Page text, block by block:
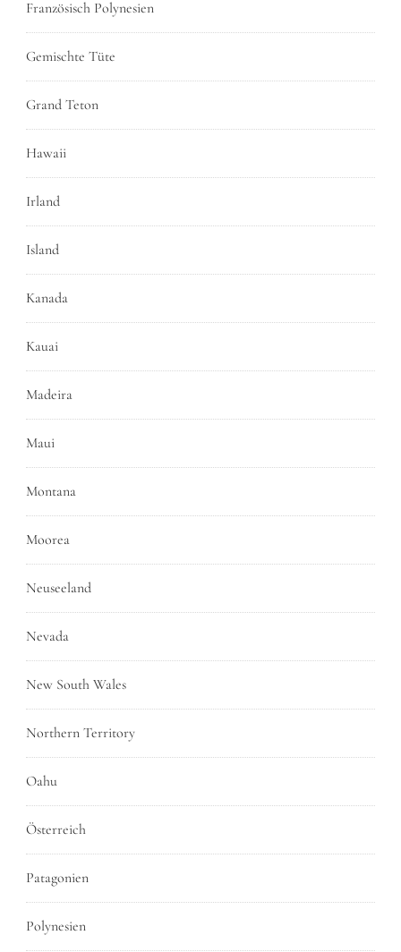
Französisch Polynesien
Gemischte Tüte
Grand Teton
Hawaii
Irland
Island
Kanada
Kauai
Madeira
Maui
Montana
Moorea
Neuseeland
Nevada
New South Wales
Northern Territory
Oahu
Österreich
Patagonien
Polynesien